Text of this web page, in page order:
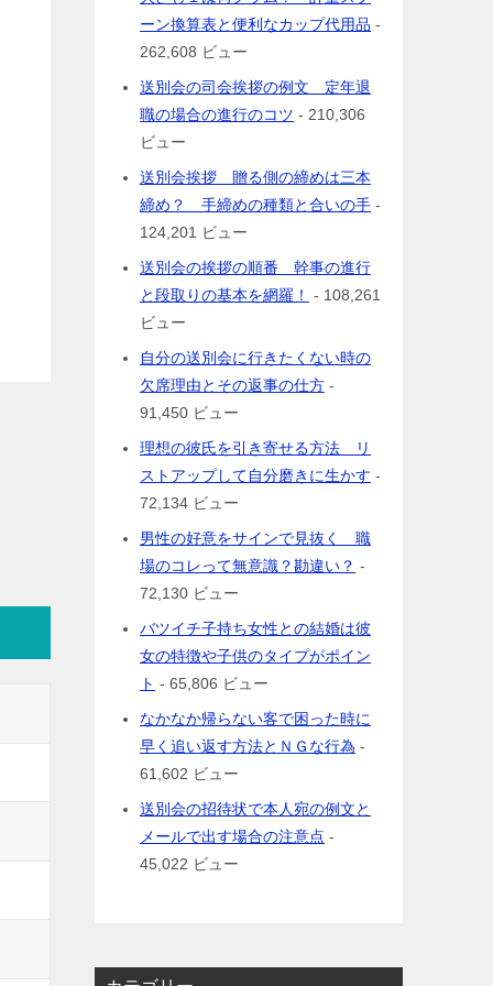
ーン換算表と便利なカップ代用品 -
262,608 ビュー
送別会の司会挨拶の例文 定年退
職の場合の進行のコツ - 210,306
ビュー
送別会挨拶 贈る側の締めは三本
締め？ 手締めの種類と合いの手 -
124,201 ビュー
送別会の挨拶の順番 幹事の進行
と段取りの基本を網羅！
- 108,261
ビュー
自分の送別会に行きたくない時の
欠席理由とその返事の仕方 -
91,450 ビュー
理想の彼氏を引き寄せる方法 リ
ストアップして自分磨きに生かす -
72,134 ビュー
男性の好意をサインで見抜く 職
場のコレって無意識？勘違い？ -
72,130 ビュー
バツイチ子持ち女性との結婚は彼
女の特徴や子供のタイプがポイン
ト - 65,806 ビュー
なかなか帰らない客で困った時に
早く追い返す方法とＮＧな行為 -
61,602 ビュー
送別会の招待状で本人宛の例文と
メールで出す場合の注意点 -
45,022 ビュー